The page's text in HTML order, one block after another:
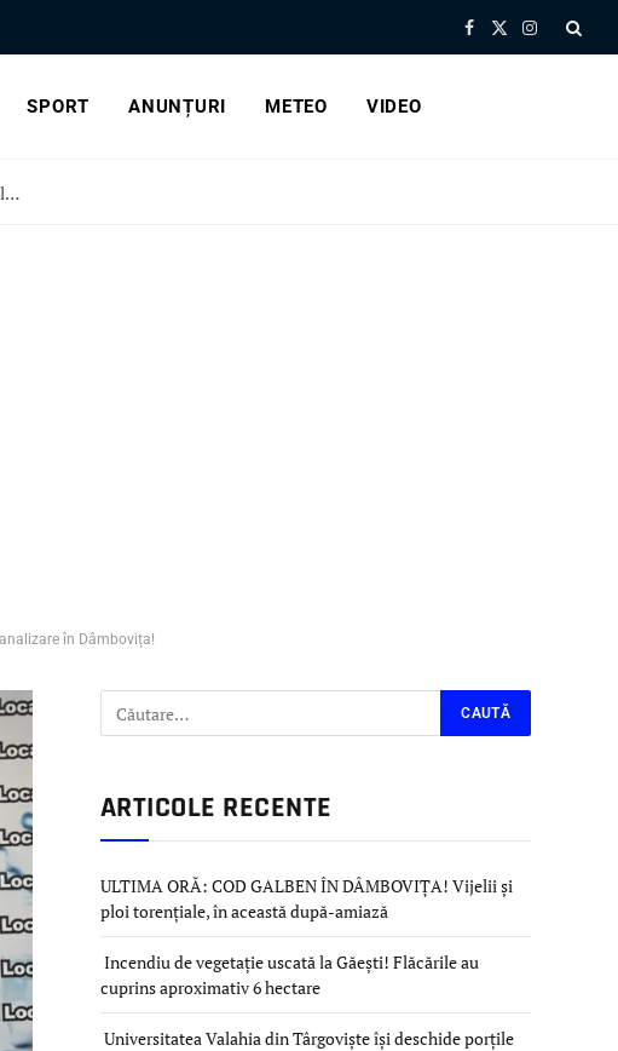
Facebook
X
Instagram
SPORT ANUNȚURI METEO VIDEO
ULTIMA ORĂ: COD GALBEN ÎN DÂMBOVIȚA! Vijelii și ploi torențiale, în această după-amiază
în Dâmbovița!
ARTICOLE RECENTE
ULTIMA ORĂ: COD GALBEN ÎN DÂMBOVIȚA! Vijelii și
ploi torențiale, în această după-amiază
Incendiu de vegetație uscată la Găești! Flăcările au
cuprins aproximativ 6 hectare
Universitatea Valahia din Târgoviște își deschide porțile